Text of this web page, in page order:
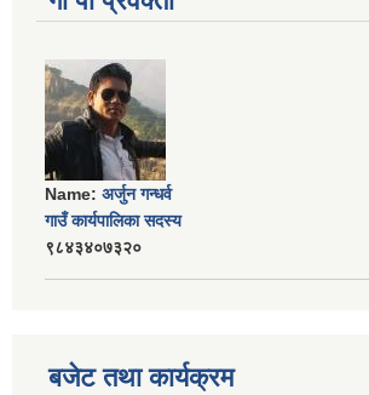
Name: अर्जुन गन्धर्व
गाउँ कार्यपालिका सदस्य
९८४३४०७३२०
बजेट तथा कार्यक्रम